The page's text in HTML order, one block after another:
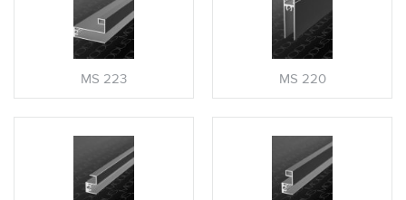
MS 223 MS 220